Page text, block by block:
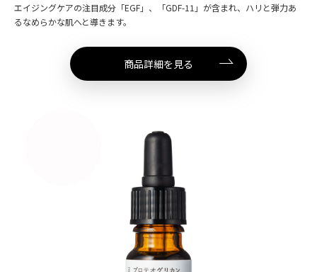
エイジングケアの注目成分「EGF」、「GDF-11」が含まれ、ハリと弾力あ
るなめらかな肌へと導きます。
商品詳細を見る